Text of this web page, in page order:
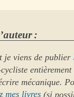
:
je viens de publier
entièrement
mécanique.
mes livres (si